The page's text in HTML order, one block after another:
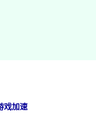
戏加速